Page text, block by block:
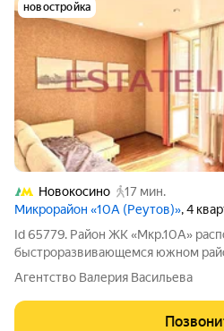
новостройка
Новокосино
17 мин.
Микрорайон «10А (Реутов)», 4
Id 65779. Район ЖК «Мкр.10А»
быстроразвивающемся южном
Москвой. Комплекс находится в
территорию новостройки
шоссе. Это современный жилой
Агентство Валерия Васильева